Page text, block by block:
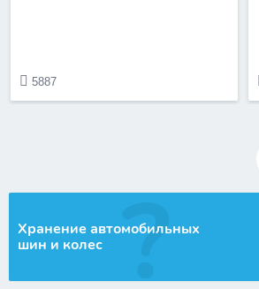
5887
Хранение автомобильных
шин и колес